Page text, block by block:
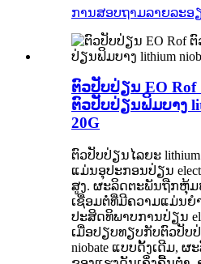
ການສອບຖາມລາຍລະອ
ຕົວປັບປ່ຽນ EO
ຕົວປັບປ່ຽນຟິມບາງ
20G
ຕົວປັບປ່ຽນໄລຍະ
ແມ່ນອຸປະກອນປ່ຽນ
ສູງ. ຜະລິດຕະພັນຖືກຫຸ້ມ
ເຊື່ອມຕໍ່ທີ່ມີຄວາມແມ່ນຍໍ
ປະສິດທິພາບການປ່ຽນ
ເມື່ອປຽບທຽບກັບຕົວປັບ
niobate ແບບດັ້ງເດີມ,